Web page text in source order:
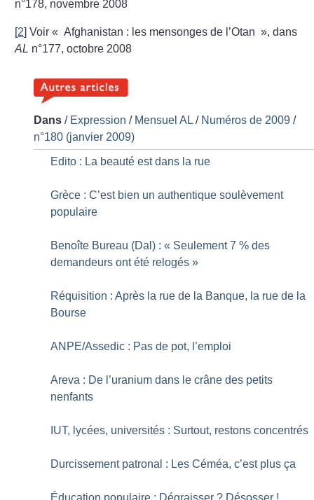
n°178, novembre 2008
[2]Voir « Afghanistan : les mensonges de l’Otan », dans
AL n°177, octobre 2008
Dans / Expression / Mensuel AL / Numéros de 2009 /
n°180 (janvier 2009)
Edito : La beauté est dans la rue
Grèce : C’est bien un authentique soulèvement
populaire
Benoîte Bureau (Dal) : « Seulement 7 % des
demandeurs ont été relogés »
Réquisition : Après la rue de la Banque, la rue de la
Bourse
ANPE/Assedic : Pas de pot, l’emploi
Areva : De l’uranium dans le crâne des petits
nenfants
IUT, lycées, universités : Surtout, restons concentrés
Durcissement patronal : Les Céméa, c’est plus ça
Éducation populaire : Dégraisser ? Désosser !